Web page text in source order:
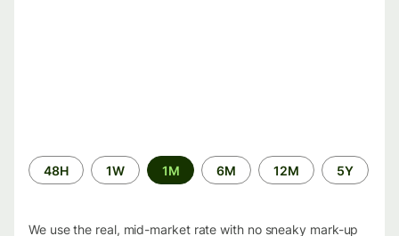
Time
period
48H 1W 1M 6M 12M 5Y
We use the real, mid-market rate with no sneaky mark-up